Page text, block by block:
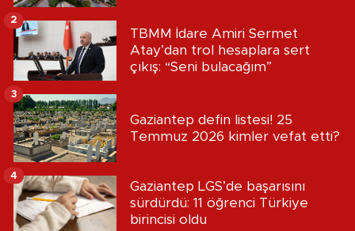
TBMM İdare Amiri Sermet
Atay’dan trol hesaplara sert
çıkış: “Seni bulacağım”
2
Gaziantep defin listesi! 25
Temmuz 2026 kimler vefat etti?
3
Gaziantep LGS’de başarısını
sürdürdü: 11 öğrenci Türkiye
birincisi oldu
4